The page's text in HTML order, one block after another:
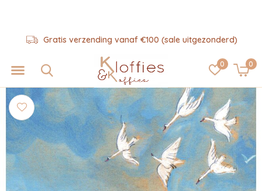
0 0
Gratis verzending vanaf €100 (sale uitgezonderd)